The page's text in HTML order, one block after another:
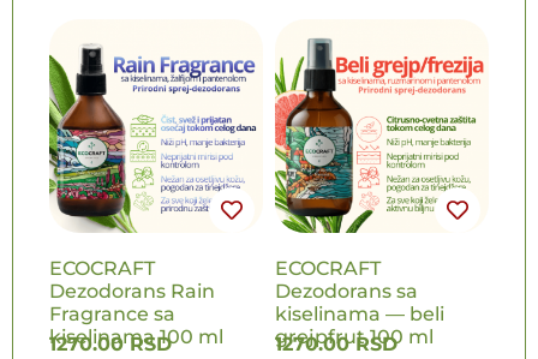
NOVO
ECOCRAFT
Dezodorans Rain
Fragrance sa
kiselinama 100 ml
1270.00RSD
NOVO
ECOCRAFT
Dezodorans sa
kiselinama — beli
grejpfrut 100 ml
1270.00RSD